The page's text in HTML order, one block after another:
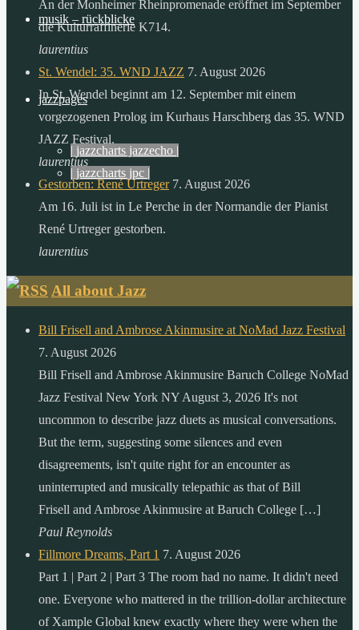
sonne,
menschheit
ganzen
verbraucht.
gerhard
knie
musik – rückblicke
jazzpages
| jazzcharts jazzecho |
| jazzcharts jpc |
An der Monheimer Rheinpromenade eröffnet im September
die Kulturraffinerie K714.
laurentius
St. Wendel: 35. WND JAZZ 7. August 2026
In St. Wendel beginnt am 12. September mit einem
vorgezogenen Prolog im Kurhaus Harschberg das 35. WND
JAZZ Festival.
laurentius
Gestorben: René Urtreger 7. August 2026
Am 16. Juli ist in Le Perche in der Normandie der Pianist
René Urtreger gestorben.
laurentius
All about Jazz
Bill Frisell and Ambrose Akinmusire at NoMad Jazz Festival
7. August 2026
Bill Frisell and Ambrose Akinmusire Baruch College NoMad
Jazz Festival New York NY August 3, 2026 It's not
uncommon to describe jazz duets as musical conversations.
But the term, suggesting some silences and even
disagreements, isn't quite right for an encounter as
uninterrupted and musically telepathic as that of Bill
Frisell and Ambrose Akinmusire at Baruch College […]
Paul Reynolds
Fillmore Dreams, Part 1 7. August 2026
Part 1 | Part 2 | Part 3 The room had no name. It didn't need
one. Everyone who mattered in the trillion-dollar architecture
of Xample Global knew exactly where they were when the